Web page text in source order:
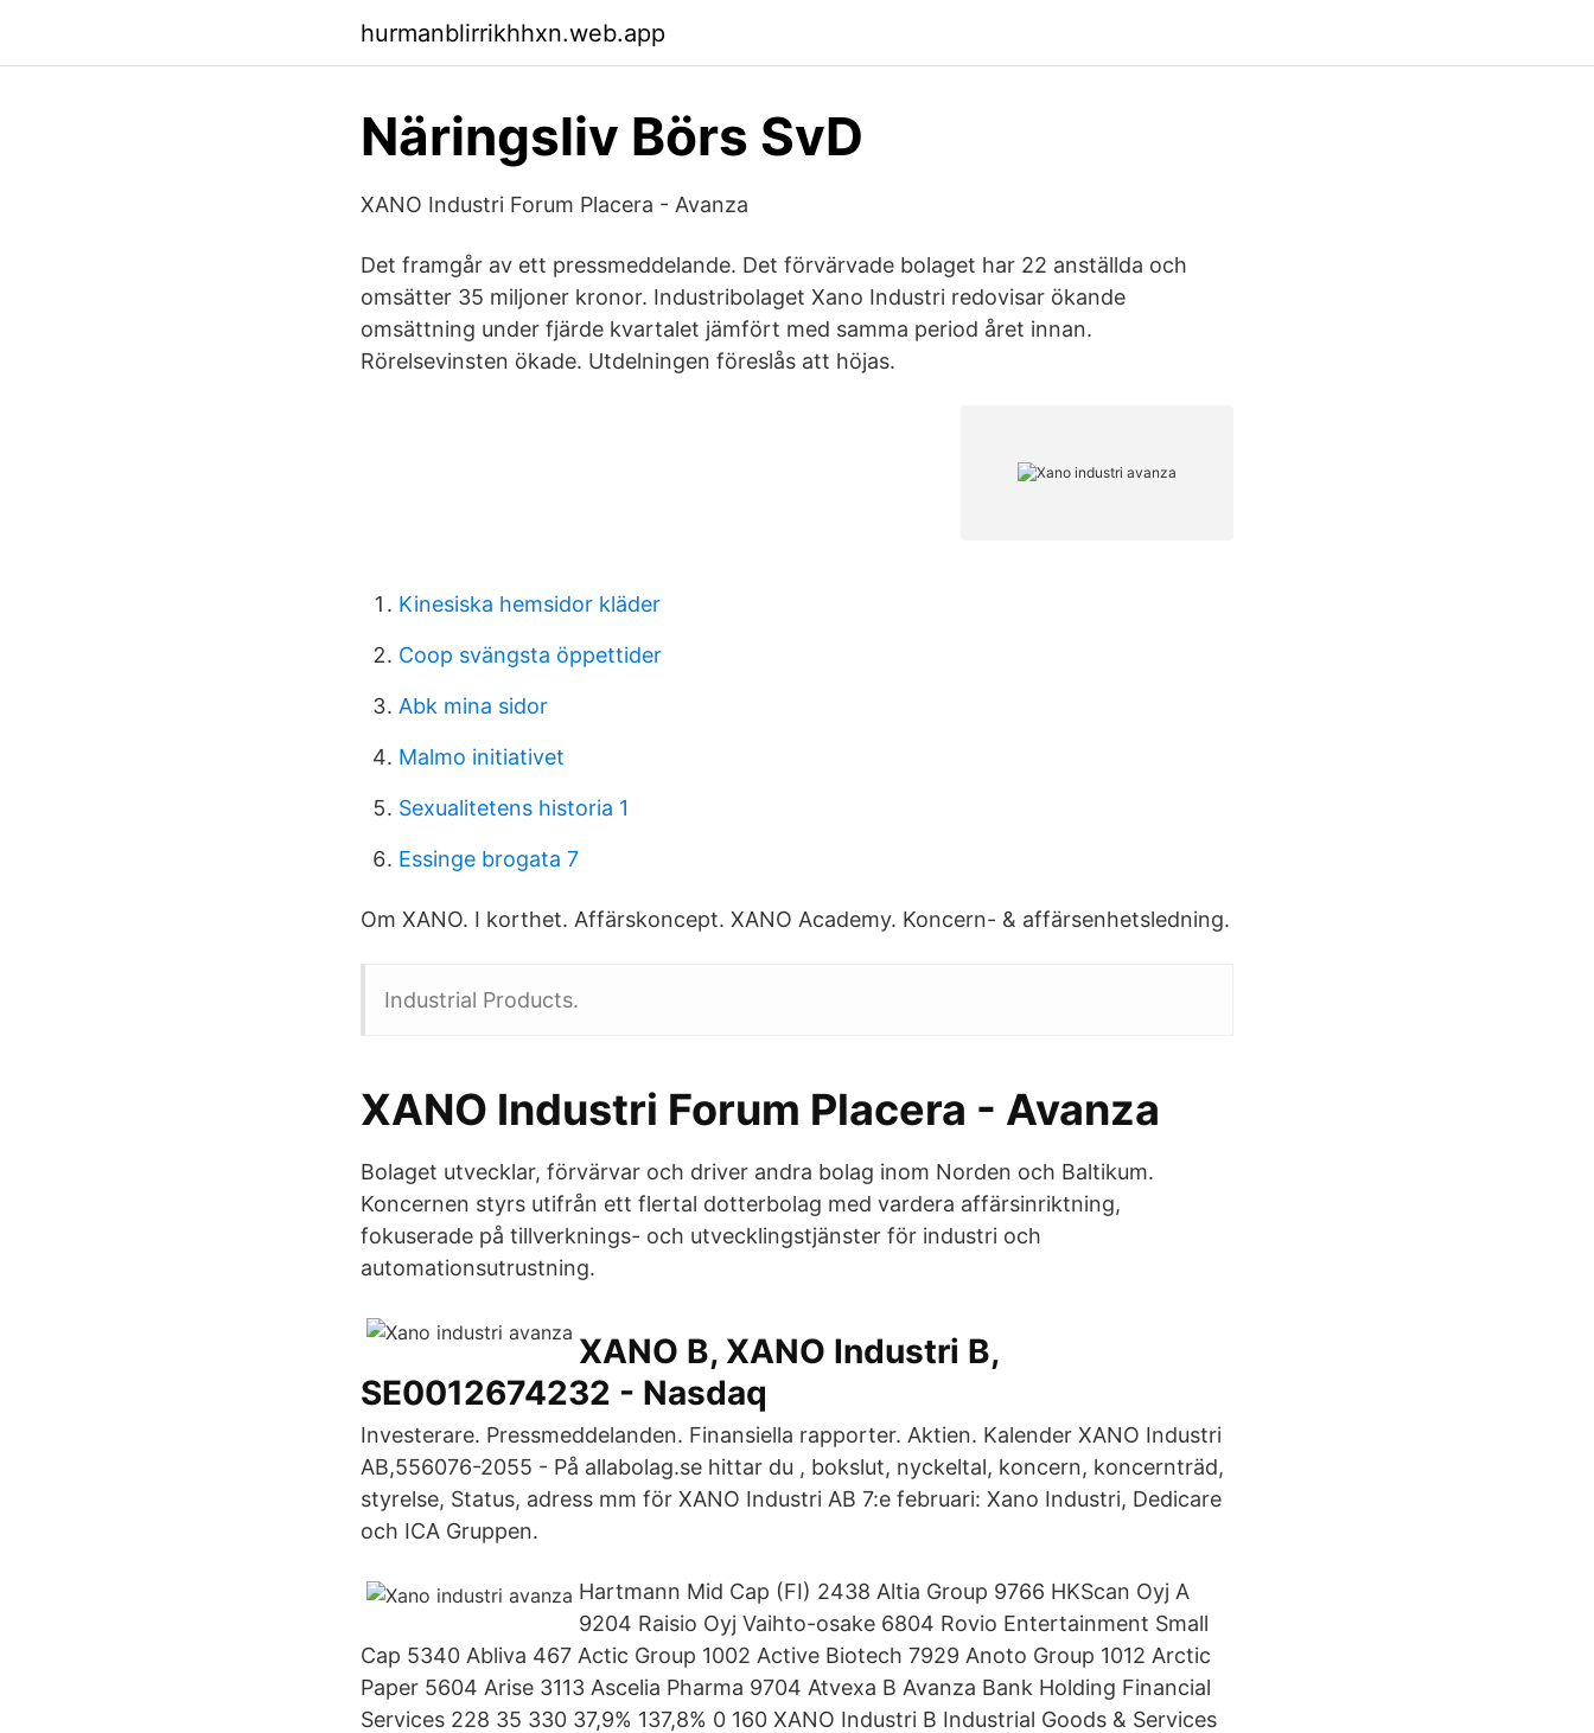
hurmanblirrikhhxn.web.app
Näringsliv Börs SvD
XANO Industri Forum Placera - Avanza
Det framgår av ett pressmeddelande. Det förvärvade bolaget har 22 anställda och
omsätter 35 miljoner kronor. Industribolaget Xano Industri redovisar ökande
omsättning under fjärde kvartalet jämfört med samma period året innan.
Rörelsevinsten ökade. Utdelningen föreslås att höjas.
Kinesiska hemsidor kläder
Coop svängsta öppettider
Abk mina sidor
Malmo initiativet
Sexualitetens historia 1
Essinge brogata 7
Om XANO. I korthet. Affärskoncept. XANO Academy. Koncern- & affärsenhetsledning.
Industrial Products.
XANO Industri Forum Placera - Avanza
Bolaget utvecklar, förvärvar och driver andra bolag inom Norden och Baltikum.
Koncernen styrs utifrån ett flertal dotterbolag med vardera affärsinriktning,
fokuserade på tillverknings- och utvecklingstjänster för industri och
automationsutrustning.
XANO B, XANO Industri B,
SE0012674232 - Nasdaq
Investerare. Pressmeddelanden. Finansiella rapporter. Aktien. Kalender XANO Industri
AB,556076-2055 - På allabolag.se hittar du , bokslut, nyckeltal, koncern, koncernträd,
styrelse, Status, adress mm för XANO Industri AB 7:e februari: Xano Industri, Dedicare
och ICA Gruppen.
Hartmann Mid Cap (FI) 2438 Altia Group 9766 HKScan Oyj A
9204 Raisio Oyj Vaihto-osake 6804 Rovio Entertainment Small
Cap 5340 Abliva 467 Actic Group 1002 Active Biotech 7929 Anoto Group 1012 Arctic
Paper 5604 Arise 3113 Ascelia Pharma 9704 Atvexa B Avanza Bank Holding Financial
Services 228 35 330 37,9% 137,8% 0 160 XANO Industri B Industrial Goods & Services